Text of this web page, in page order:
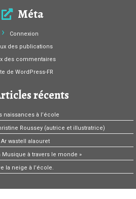
Méta
Connexion
des publications
des commentaires
de WordPress-FR
récents
naissances à l’école
Roussey (autrice et illustratrice)
Ar wastell alaouret
Musique à travers le monde »
la neige à l’école.